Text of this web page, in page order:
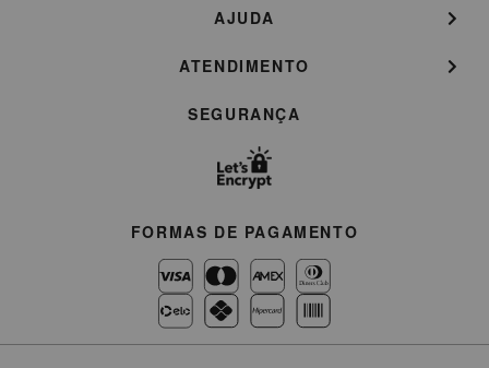
AJUDA
ATENDIMENTO
SEGURANÇA
FORMAS DE PAGAMENTO